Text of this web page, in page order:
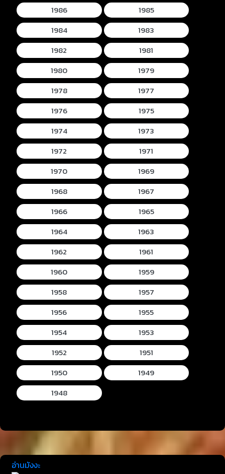
1986
1985
1984
1983
1982
1981
1980
1979
1978
1977
1976
1975
1974
1973
1972
1971
1970
1969
1968
1967
1966
1965
1964
1963
1962
1961
1960
1959
1958
1957
1956
1955
1954
1953
1952
1951
1950
1949
1948
อ่านมังงะ